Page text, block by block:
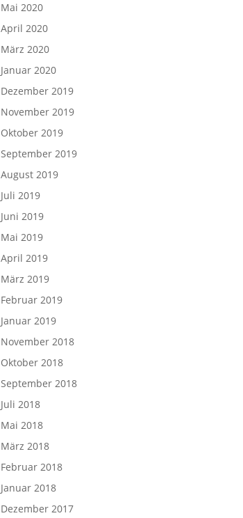
Mai 2020
April 2020
März 2020
Januar 2020
Dezember 2019
November 2019
Oktober 2019
September 2019
August 2019
Juli 2019
Juni 2019
Mai 2019
April 2019
März 2019
Februar 2019
Januar 2019
November 2018
Oktober 2018
September 2018
Juli 2018
Mai 2018
März 2018
Februar 2018
Januar 2018
Dezember 2017